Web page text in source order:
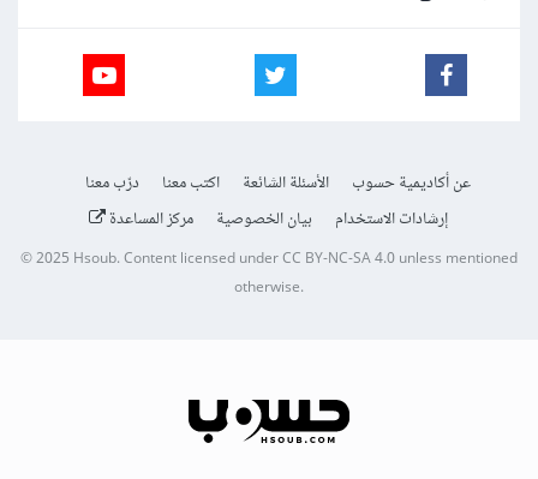
عن أكاديمية حسوب الأسئلة الشائعة اكتب معنا
درّب معنا
إرشادات الاستخدام
بيان الخصوصية مركز المساعدة
© 2025Hsoub.Content licensed underCC BY-NC-SA 4.0unless mentioned
otherwise.